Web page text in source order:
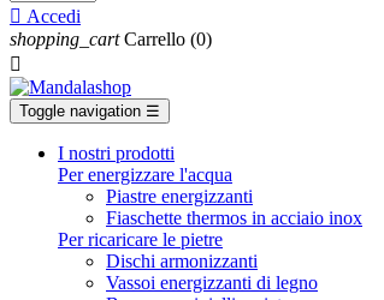
 Accedi
shopping_cart Carrello (0)

Toggle navigation ☰
I nostri prodotti
Per energizzare l'acqua
Piastre energizzanti
Fiaschette thermos in acciaio inox
Per ricaricare le pietre
Dischi armonizzanti
Vassoi energizzanti di legno